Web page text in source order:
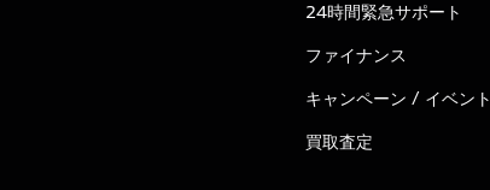
24時間緊急サポート
ファイナンス
キャンペーン / イベント
買取査定